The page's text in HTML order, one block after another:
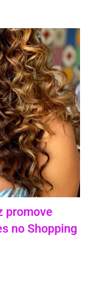
promove
no Shopping